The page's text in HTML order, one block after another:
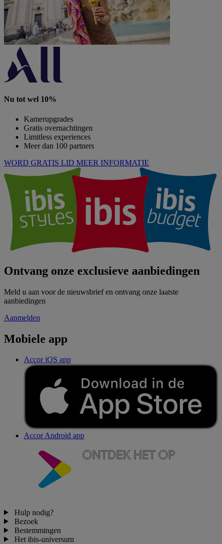
Nu tot wel 10%
Kamerupgrades
Gratis overnachtingen
Limitless experiences
Meer dan 100 partners
WORD GRATIS LID MEER INFORMATIE
Ontvang onze exclusieve aanbiedingen
Meld u aan voor de nieuwsbrief en ontvang onze laatste
aanbiedingen
Aanmelden
Mobiele app
Accor iOS app
Accor Android app
Hulp nodig?
Bezoek
Bestemmingen
Het ibis-universum